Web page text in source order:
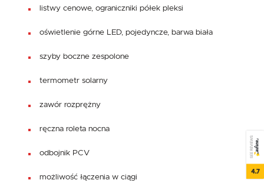
listwy cenowe, ograniczniki półek pleksi
oświetlenie górne LED, pojedyncze, barwa biała
szyby boczne zespolone
termometr solarny
zawór rozprężny
ręczna roleta nocna
odbojnik PCV
możliwość łączenia w ciągi
SEE REVIEWS
4.7